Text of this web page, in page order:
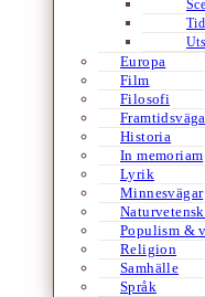
Europa
Film
Filosofi
Historia
In memoriam
Lyrik
Minnesvägar
Populism &
Religion
Samhälle
Språk